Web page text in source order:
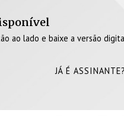
ao lado e baixe a versão
JÁ É ASSINANTE?